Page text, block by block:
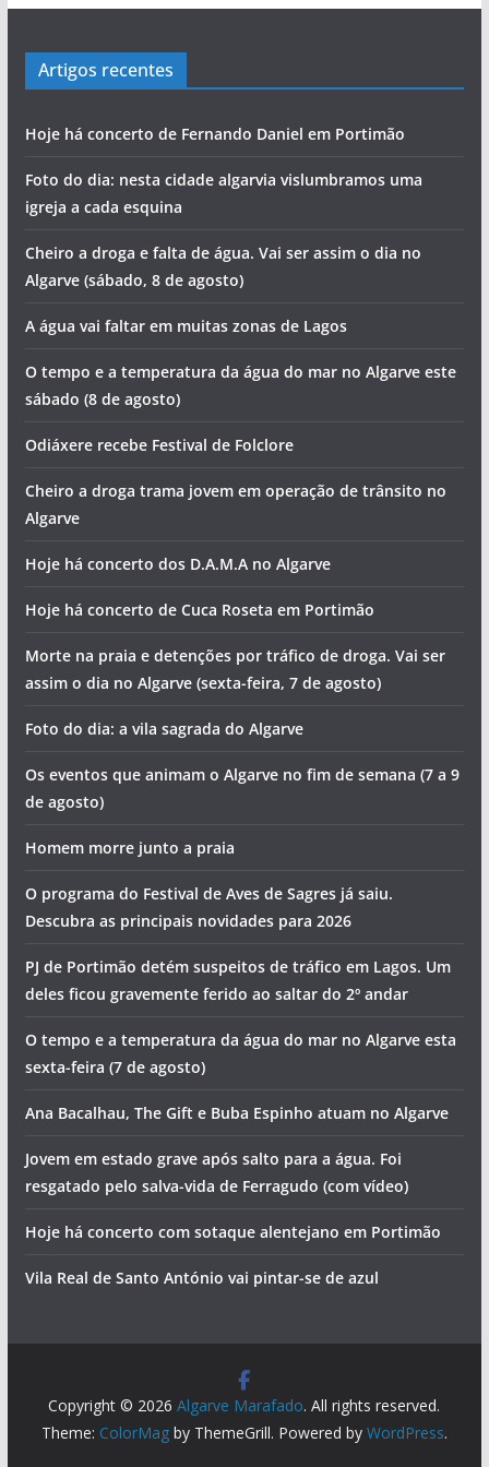
Artigos recentes
Hoje há concerto de Fernando Daniel em Portimão
Foto do dia: nesta cidade algarvia vislumbramos uma
igreja a cada esquina
Cheiro a droga e falta de água. Vai ser assim o dia no
Algarve (sábado, 8 de agosto)
A água vai faltar em muitas zonas de Lagos
O tempo e a temperatura da água do mar no Algarve este
sábado (8 de agosto)
Odiáxere recebe Festival de Folclore
Cheiro a droga trama jovem em operação de trânsito no
Algarve
Hoje há concerto dos D.A.M.A no Algarve
Hoje há concerto de Cuca Roseta em Portimão
Morte na praia e detenções por tráfico de droga. Vai ser
assim o dia no Algarve (sexta-feira, 7 de agosto)
Foto do dia: a vila sagrada do Algarve
Os eventos que animam o Algarve no fim de semana (7 a 9
de agosto)
Homem morre junto a praia
O programa do Festival de Aves de Sagres já saiu.
Descubra as principais novidades para 2026
PJ de Portimão detém suspeitos de tráfico em Lagos. Um
deles ficou gravemente ferido ao saltar do 2º andar
O tempo e a temperatura da água do mar no Algarve esta
sexta-feira (7 de agosto)
Ana Bacalhau, The Gift e Buba Espinho atuam no Algarve
Jovem em estado grave após salto para a água. Foi
resgatado pelo salva-vida de Ferragudo (com vídeo)
Hoje há concerto com sotaque alentejano em Portimão
Vila Real de Santo António vai pintar-se de azul
Copyright © 2026Algarve Marafado. All rights reserved.
Theme: ColorMagby ThemeGrill. Powered by WordPress.